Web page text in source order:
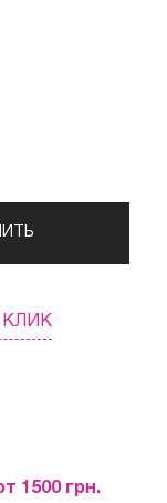
1500 грн.